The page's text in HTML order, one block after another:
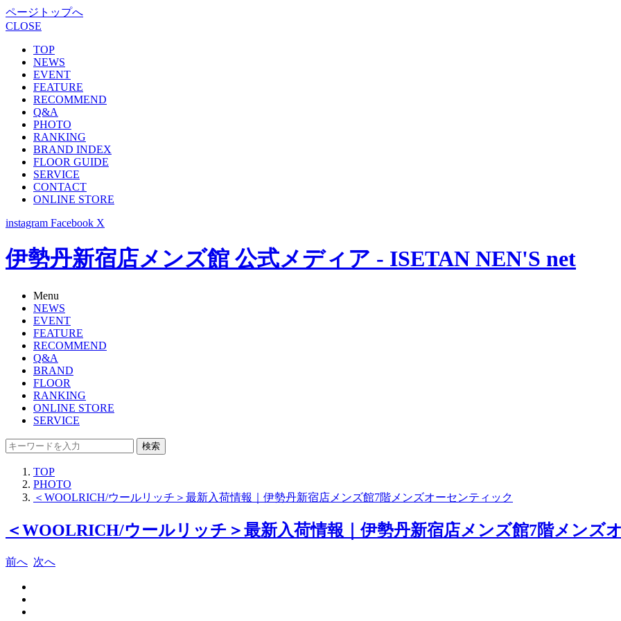
ページトップへ
CLOSE
TOP
NEWS
EVENT
FEATURE
RECOMMEND
Q&A
PHOTO
RANKING
BRAND INDEX
FLOOR GUIDE
SERVICE
CONTACT
ONLINE STORE
instagram Facebook X
伊勢丹新宿店メンズ館 公式メディア - ISETAN NEN'S net
Menu
NEWS
EVENT
FEATURE
RECOMMEND
Q&A
BRAND
FLOOR
RANKING
ONLINE STORE
SERVICE
検索
TOP
PHOTO
＜WOOLRICH/ウールリッチ＞最新入荷情報｜伊勢丹新宿店メンズ館7階メンズオーセンティック
＜WOOLRICH/ウールリッチ＞最新入荷情報｜伊勢丹新宿店メンズ館7階メンズ
前へ 次へ